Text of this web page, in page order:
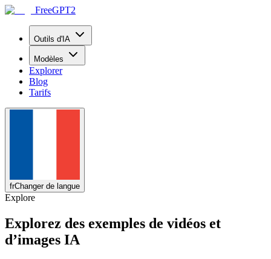
FreeGPT2
Outils d'IA
Modèles
Explorer
Blog
Tarifs
frChanger de langue
Explore
Explorez des exemples de vidéos et
d’images IA